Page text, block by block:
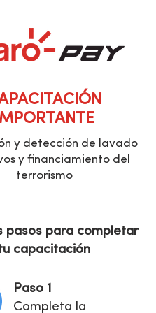
y detección de lavado
y financiamiento del
terrorismo
pasos para completar
capacitación
Paso 1
Completa la